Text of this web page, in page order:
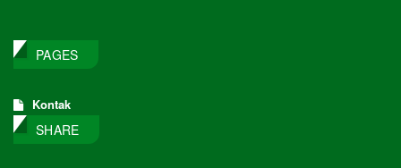
PAGES
Kontak
SHARE